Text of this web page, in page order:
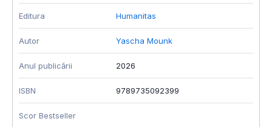
Editura Humanitas
Autor Yascha Mounk
Anul publicării 2026
ISBN 9789735092399
Scor Bestseller